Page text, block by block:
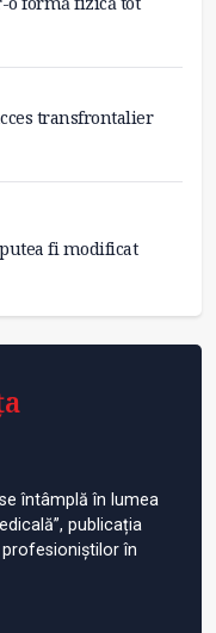
transfrontalier
fi modificat
întâmplă în lumea
publicația
în